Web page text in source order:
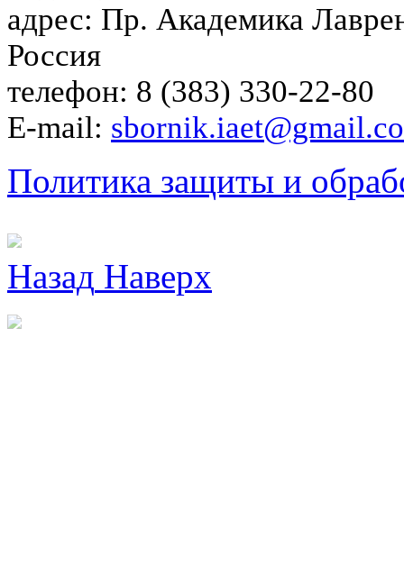
адрес: Пр. Академика
Россия
телефон: 8 (383) 330-22-80
E-mail:
Политика защиты и
Назад Наверх